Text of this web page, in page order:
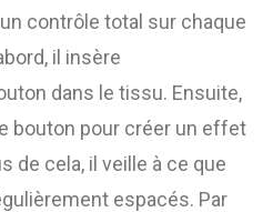
contrôle total sur chaque
il insère
dans le tissu. Ensuite,
bouton pour créer un effet
de cela, il veille à ce que
espacés. Par